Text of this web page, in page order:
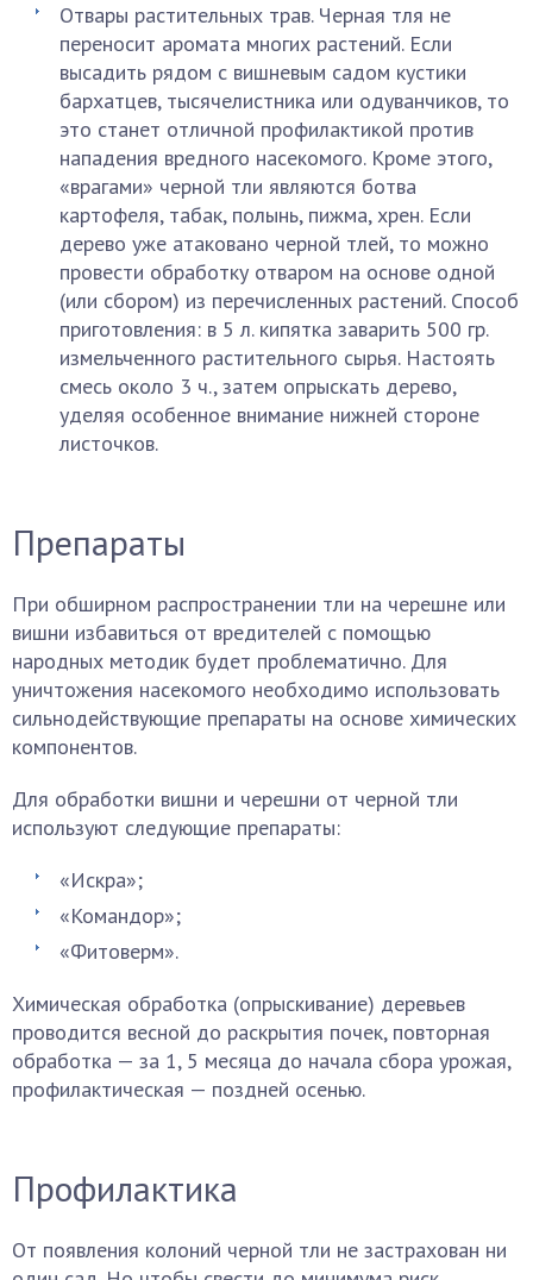
Отвары растительных трав. Черная тля не
переносит аромата многих растений. Если
высадить рядом с вишневым садом кустики
бархатцев, тысячелистника или одуванчиков, то
это станет отличной профилактикой против
нападения вредного насекомого. Кроме этого,
«врагами» черной тли являются ботва
картофеля, табак, полынь, пижма, хрен. Если
дерево уже атаковано черной тлей, то можно
провести обработку отваром на основе одной
(или сбором) из перечисленных растений. Способ
приготовления: в 5 л. кипятка заварить 500 гр.
измельченного растительного сырья. Настоять
смесь около 3 ч., затем опрыскать дерево,
уделяя особенное внимание нижней стороне
листочков.
Препараты
При обширном распространении тли на черешне или
вишни избавиться от вредителей с помощью
народных методик будет проблематично. Для
уничтожения насекомого необходимо использовать
сильнодействующие препараты на основе химических
компонентов.
Для обработки вишни и черешни от черной тли
используют следующие препараты:
«Искра»;
«Командор»;
«Фитоверм».
Химическая обработка (опрыскивание) деревьев
проводится весной до раскрытия почек, повторная
обработка — за 1, 5 месяца до начала сбора урожая,
профилактическая — поздней осенью.
Профилактика
От появления колоний черной тли не застрахован ни